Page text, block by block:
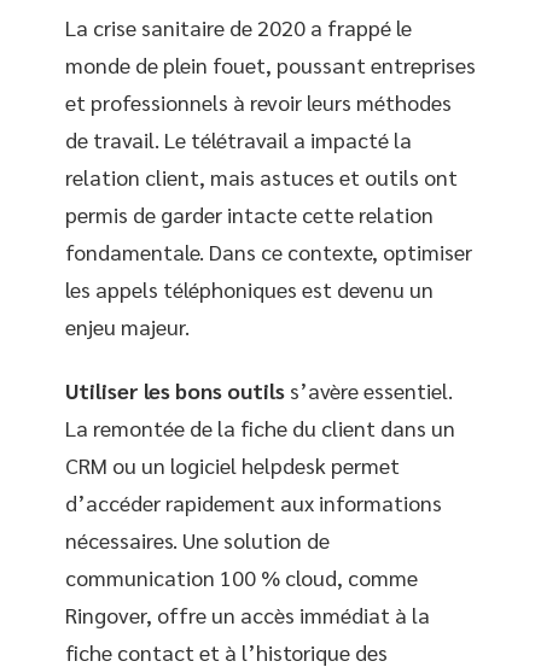
La crise sanitaire de 2020 a frappé le
monde de plein fouet, poussant entreprises
et professionnels à revoir leurs méthodes
de travail. Le télétravail a impacté la
relation client, mais astuces et outils ont
permis de garder intacte cette relation
fondamentale. Dans ce contexte, optimiser
les appels téléphoniques est devenu un
enjeu majeur.
Utiliser les bons outils s’avère essentiel.
La remontée de la fiche du client dans un
CRM ou un logiciel helpdesk permet
d’accéder rapidement aux informations
nécessaires. Une solution de
communication 100 % cloud, comme
Ringover, offre un accès immédiat à la
fiche contact et à l’historique des